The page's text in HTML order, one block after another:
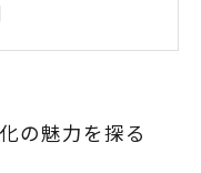
むためのおすす
の魅力を探る